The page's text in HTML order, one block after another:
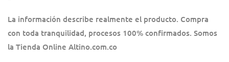
La información describe realmente el producto. Compra
con toda tranquilidad, procesos 100% confirmados. Somos
la Tienda Online Altino.com.co